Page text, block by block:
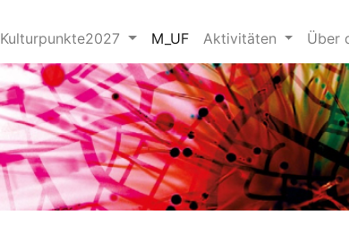
Kulturpunkte2027 M_UF Aktivitäten Über